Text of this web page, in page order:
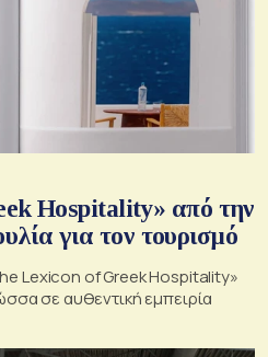
από την
για τον τουρισμό
Lexicon of Greek Hospitality»
σε αυθεντική εμπειρία